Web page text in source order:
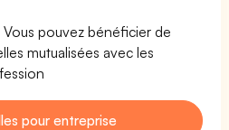
Vous pouvez bénéficier de
mutualisées avec les
pour entreprise